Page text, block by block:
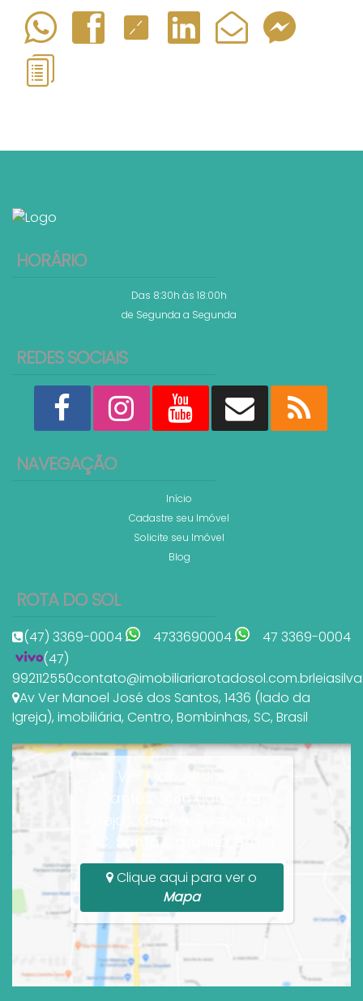
HORÁRIO
Das 8:30h às 18:00h
de Segunda a Segunda
REDES SOCIAIS
NAVEGAÇÃO
Início
Cadastre seu Imóvel
Solicite seu Imóvel
Blog
ROTA DO SOL
(47) 3369-0004 4733690004
47 3369-0004
(47)
992112550contato@imobiliariarotadosol.com.br
Av Ver Manoel José dos Santos, 1436 (lado da
Igreja), imobiliária, Centro, Bombinhas, SC, Brasil
Av Ver Manoel José dos
Santos, 1436 (lado da
Igreja), Centro, Bombinhas,
SC, Santa Catarina, Brasil
Clique aqui para ver o
Mapa